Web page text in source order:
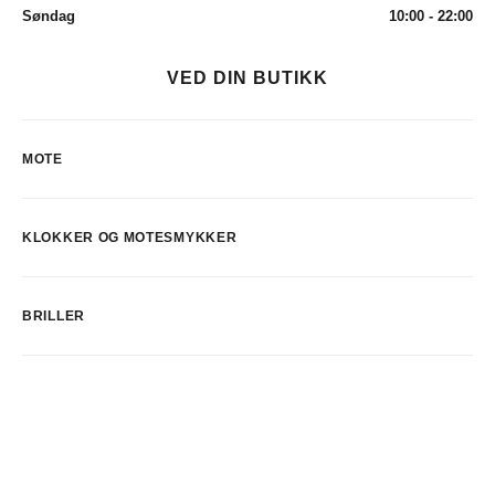
Søndag
10:00 - 22:00
VED DIN BUTIKK
MOTE
KLOKKER OG MOTESMYKKER
BRILLER